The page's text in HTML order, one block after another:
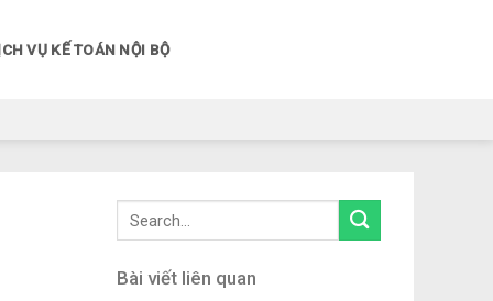
VỤ KẾ TOÁN NỘI BỘ
Bài viết liên quan